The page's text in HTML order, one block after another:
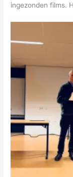
ingezonden films.
De